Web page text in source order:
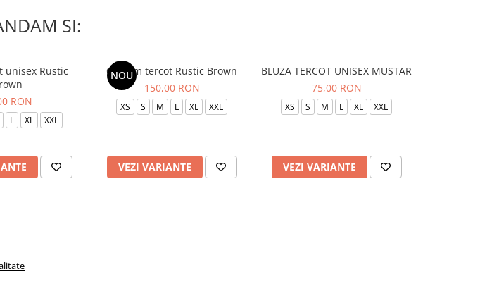
SI:
unisex Rustic
RON
L XL XXL
NOU
Costum tercot Rustic Brown
150,00 RON
XS S M L XL XXL
VEZI VARIANTE
BLUZA TERCOT UNISEX MUSTAR
75,00 RON
XS S M L XL XXL
VEZI VARIANTE